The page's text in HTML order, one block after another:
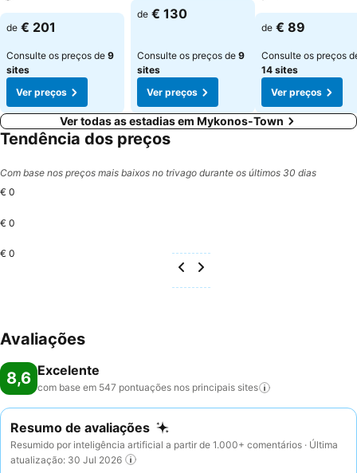
de € 201
Consulte os preços de 9
sites
Ver preços
de € 130
Consulte os preços de 9
sites
Ver preços
de € 89
Consulte os preços
14 sites
Ver preços
Ver todas as estadias em Mykonos-Town
Tendência dos preços
Com base nos preços mais baixos no trivago durante os últimos 30 dias
€ 0
€ 0
€ 0
Avaliações
8,6 Excelente
com base em 547 pontuações nos principais sites
Resumo de avaliações
Resumido por inteligência artificial a partir de 1.000+ comentários · Última
atualização: 30 Jul 2026